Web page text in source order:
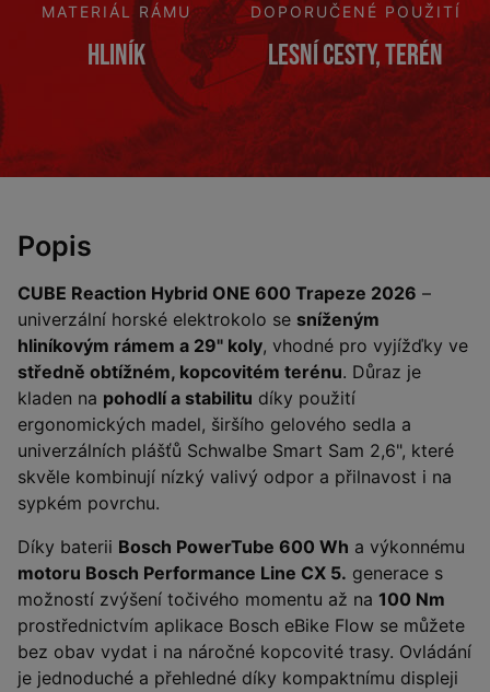
MATERIÁL RÁMU
Hliník
DOPORUČENÉ POUŽITÍ
Lesní cesty, terén
Popis
CUBE Reaction Hybrid ONE 600 Trapeze 2026 –
univerzální horské elektrokolo se sníženým
hliníkovým rámem a 29" koly, vhodné pro vyjížďky ve
středně obtížném, kopcovitém terénu. Důraz je
kladen na pohodlí a stabilitu díky použití
ergonomických madel, širšího gelového sedla a
univerzálních plášťů Schwalbe Smart Sam 2,6", které
skvěle kombinují nízký valivý odpor a přilnavost i na
sypkém povrchu.
Díky baterii Bosch PowerTube 600 Wh a výkonnému
motoru Bosch Performance Line CX 5. generace s
možností zvýšení točivého momentu až na 100 Nm
prostřednictvím aplikace Bosch eBike Flow se můžete
bez obav vydat i na náročné kopcovité trasy. Ovládání
je jednoduché a přehledné díky kompaktnímu displeji